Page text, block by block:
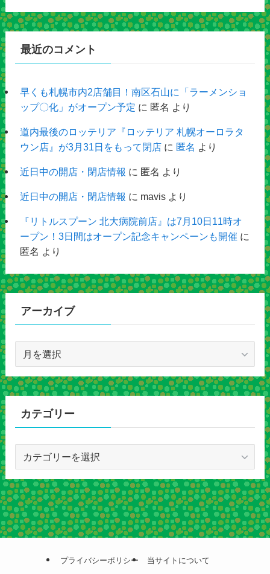
最近のコメント
早くも札幌市内2店舗目！南区石山に「ラーメンショ
ップ〇化」がオープン予定 に 匿名 より
道内最後のロッテリア『ロッテリア 札幌オーロラタ
ウン店』が3月31日をもって閉店に 匿名 より
近日中の開店・閉店情報 に 匿名 より
近日中の開店・閉店情報 に mavisより
『リトルスプーン 北大病院前店』は7月10日11時オ
ープン！3日間はオープン記念キャンペーンも開催 に
匿名 より
アーカイブ
カ
イ
カテゴリー
ゴ
リ
ー
プライバシーポリシー 当サイトについて